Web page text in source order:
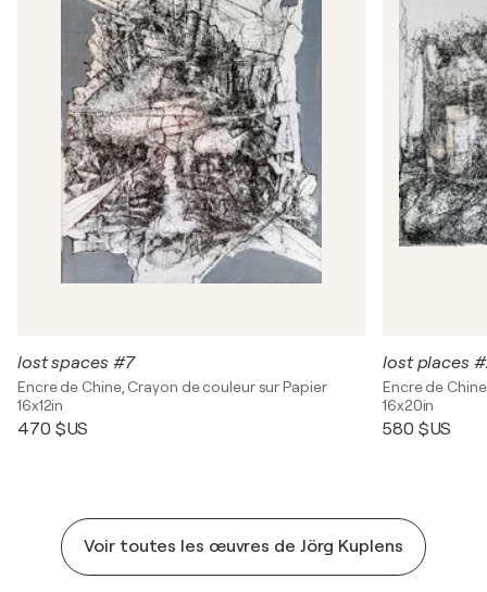
lost spaces #7
Encre de Chine, Crayon de couleur sur Papier
16x12in
470 $US
lost places
Encre de
16x20in
580 $US
Voir toutes les œuvres de Jörg Kuplens